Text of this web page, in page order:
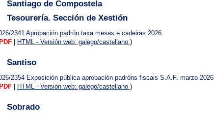
Santiago de Compostela
Tesourería. Sección de Xestión
2341 Aprobación padrón taxa mesas e cadeiras 2026
| HTML - Versión web: galego/castellano )
Santiso
2354 Exposición pública aprobación padróns fiscais S.A.F. marzo 2026
| HTML - Versión web: galego/castellano )
Sobrado